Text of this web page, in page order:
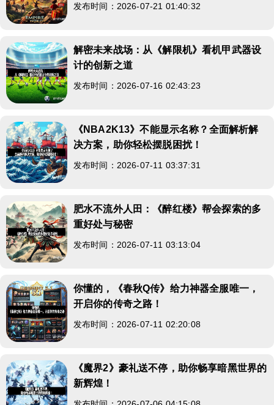
发布时间：2026-07-21 01:40:32
解密未来战场：从《解限机》看机甲武器设
计的创新之道
发布时间：2026-07-16 02:43:23
《NBA2K13》不能显示名称？全面解析解
决方案，助你轻松摆脱困扰！
发布时间：2026-07-11 03:37:31
肥水不流外人田：《醉红楼》帮会探索的多
重好处与秘密
发布时间：2026-07-11 03:13:04
你懂的，《春秋Q传》给力神器全服唯一，
开启你的传奇之路！
发布时间：2026-07-11 02:20:08
《魔界2》豪礼送不停，助你畅享暗黑世界的
新辉煌！